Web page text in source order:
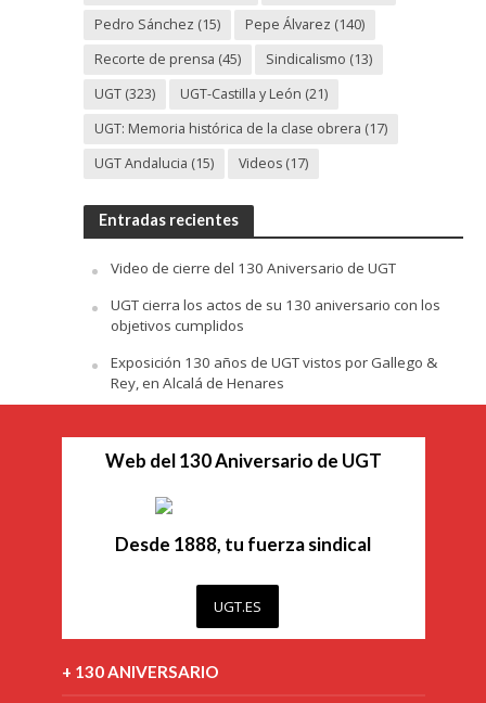
Pedro Sánchez (15) Pepe Álvarez (140)
Recorte de prensa (45) Sindicalismo (13)
UGT(323) UGT-Castilla y León (21)
UGT: Memoria histórica de la clase obrera (17)
UGT Andalucia (15) Videos(17)
Entradas recientes
Video de cierre del 130 Aniversario de UGT
UGT cierra los actos de su 130 aniversario con los
objetivos cumplidos
Exposición 130 años de UGT vistos por Gallego &
Rey, en Alcalá de Henares
Web del 130 Aniversario de UGT
Desde 1888, tu fuerza sindical
UGT.ES
+ 130 ANIVERSARIO